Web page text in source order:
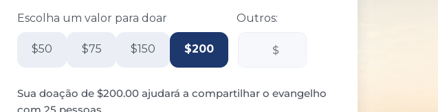
Escolha um valor para doar
$50 $75 $150 $200
Outros:
Sua doação de $200.00 ajudará a compartilhar o evangelho